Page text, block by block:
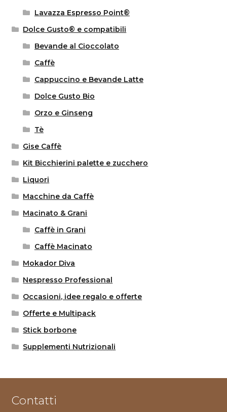
Lavazza Espresso Point®
Dolce Gusto® e compatibili
Bevande al Cioccolato
Caffè
Cappuccino e Bevande Latte
Dolce Gusto Bio
Orzo e Ginseng
Tè
Gise Caffè
Kit Bicchierini palette e zucchero
Liquori
Macchine da Caffè
Macinato & Grani
Caffè in Grani
Caffè Macinato
Mokador Diva
Nespresso Professional
Occasioni, idee regalo e offerte
Offerte e Multipack
Stick borbone
Supplementi Nutrizionali
Contatti